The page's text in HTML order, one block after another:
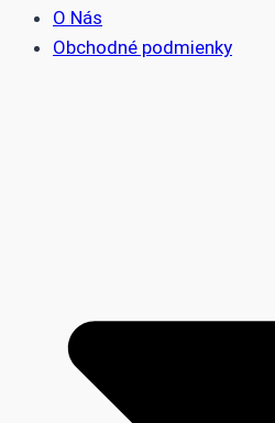
O Nás
Obchodné podmienky